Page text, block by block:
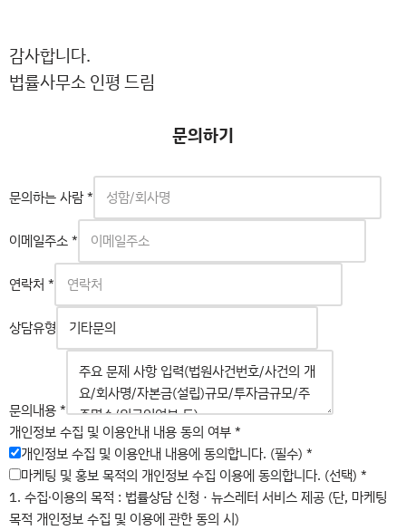
감사합니다.
법률사무소 인평 드림
문의하기
문의하는 사람*
개
인
정
보
여
부
일
주
소
이메일주소*
연락처 *
상담유형
문의내용*
개인정보 수집 및 이용안내 내용 동의 여부*
개인정보 수집 및 이용안내 내용에 동의합니다. (필수) *
마케팅 및 홍보 목적의 개인정보 수집 이용에 동의합니다. (선택) *
1. 수집∙이용의 목적 : 법률상담 신청 · 뉴스레터 서비스 제공 (단, 마케팅
목적 개인정보 수집 및 이용에 관한 동의 시)